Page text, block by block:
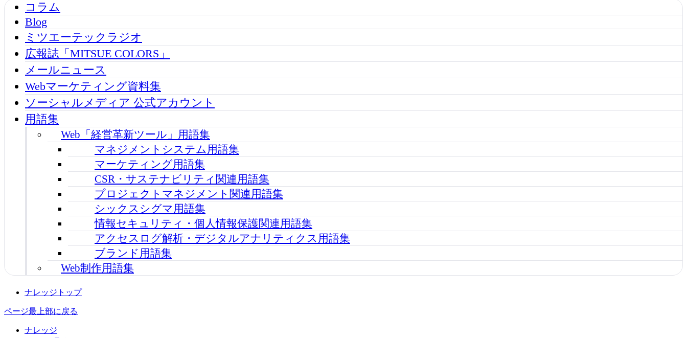
コラム
Blog
ミツエーテックラジオ
広報誌「MITSUE COLORS」
メールニュース
Webマーケティング資料集
ソーシャルメディア 公式アカウント
用語集
Web「経営革新ツール」用語集
マネジメントシステム用語集
マーケティング用語集
CSR・サステナビリティ関連用語集
プロジェクトマネジメント関連用語集
シックスシグマ用語集
情報セキュリティ・個人情報保護関連用語集
アクセスログ解析・デジタルアナリティクス用語集
ブランド用語集
Web制作用語集
ナレッジトップ
ページ最上部に戻る
ナレッジ